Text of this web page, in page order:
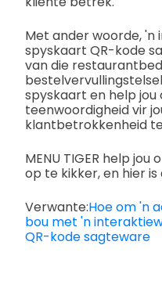
Met ander woorde,
spyskaart QR-kode
van die
spyskaart en help jou
teenwoordigheid vir
klantbetrokkenheid
MENU TIGER help
op te kikker, en hier
Verwante:Hoe om 'n
bou met 'n
QR-kode sagteware